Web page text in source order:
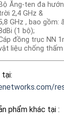
Bộ Ăng-ten đa
2,4 GHz &
GHz , bao gồm:
(1 bộ);
đồng trục NN
liệu chống thấm
tại:
phẩm khác tại :